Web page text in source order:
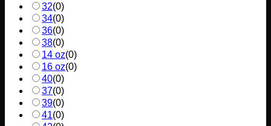
32(0)
34(0)
36(0)
38(0)
14 oz(0)
16 oz(0)
40(0)
37(0)
39(0)
41(0)